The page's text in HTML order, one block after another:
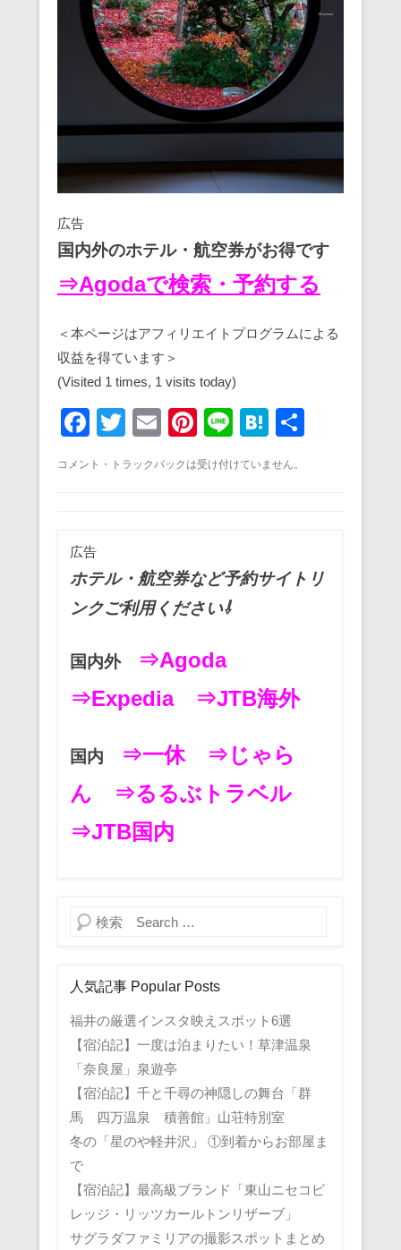
広告
国内外のホテル・航空券がお得です
⇒Agodaで検索・予約する
＜本ページはアフィリエイトプログラムによる
収益を得ています＞
(Visited 1 times, 1 visits today)
F
c
b
o
o
k
T
tt
E
ail
Pi
nt
er
Li
e
H
e
コメント・トラックバックは受け付けていません。
広告
ホテル・航空券など予約サイトリ
ンクご利用ください⇩
国内外
⇒Agoda
⇒Expedia
⇒JTB海外
国内 ⇒一休
⇒じゃら
ん
⇒るるぶトラベル
⇒JTB国内
検索
人気記事 Popular Posts
福井の厳選インスタ映えスポット6選
【宿泊記】一度は泊まりたい！草津温泉
「奈良屋」泉遊亭
【宿泊記】千と千尋の神隠しの舞台「群
馬 四万温泉 積善館」山荘特別室
冬の「星のや軽井沢」 ①到着からお部屋ま
で
【宿泊記】最高級ブランド「東山ニセコビ
レッジ・リッツカールトンリザーブ」
サグラダファミリアの撮影スポットまとめ